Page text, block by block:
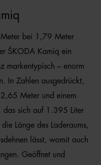
bei 1,79 Meter
ŠKODA Kamiq ein
markentypisch – enorm
In Zahlen ausgedrückt,
Meter und einem
das sich auf 1.395 Liter
Länge des Laderaums,
lässt, womit auch
Geöffnet und